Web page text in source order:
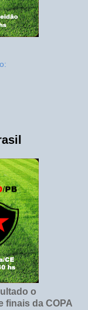
o
finais da COPA